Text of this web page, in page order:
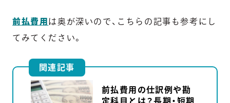
前払費用 は奥が深いので、こちらの記事も参考にし
てみてください。
関連記事
前払費用の仕訳例や勘
定科目とは？長期・短期